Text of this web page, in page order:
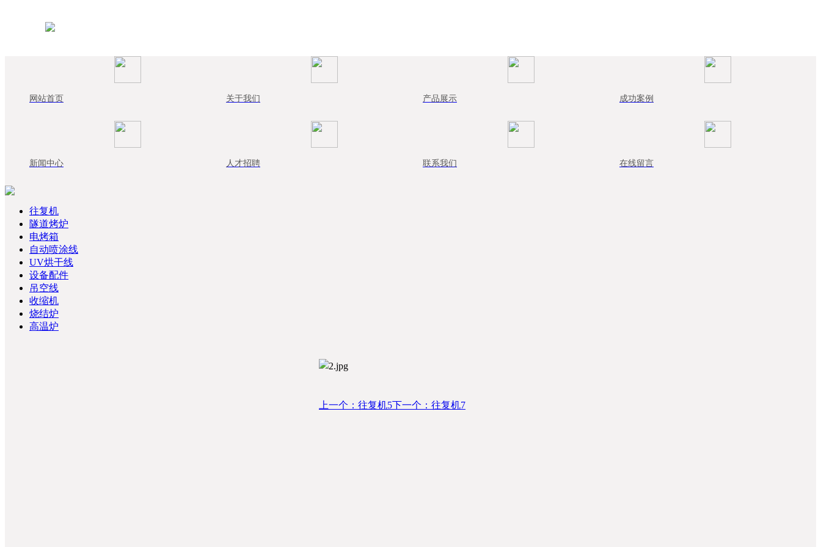
网站首页 关于我们 产品展示 成功案例
新闻中心 人才招聘 联系我们 在线留言
往复机
隧道烤炉
电烤箱
自动喷涂线
UV烘干线
设备配件
吊空线
收缩机
烧结炉
高温炉
上一个：往复机5下一个：往复机7